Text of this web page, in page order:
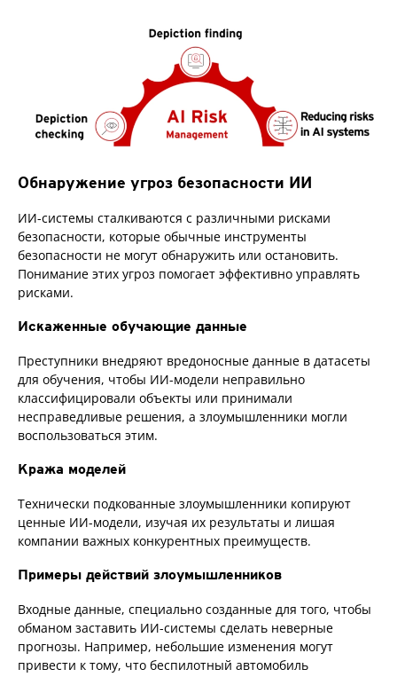
Обнаружение угроз безопасности ИИ
ИИ-системы сталкиваются с различными рисками
безопасности, которые обычные инструменты
безопасности не могут обнаружить или остановить.
Понимание этих угроз помогает эффективно управлять
рисками.
Искаженные обучающие данные
Преступники внедряют вредоносные данные в датасеты
для обучения, чтобы ИИ-модели неправильно
классифицировали объекты или принимали
несправедливые решения, а злоумышленники могли
воспользоваться этим.
Кража моделей
Технически подкованные злоумышленники копируют
ценные ИИ-модели, изучая их результаты и лишая
компании важных конкурентных преимуществ.
Примеры действий злоумышленников
Входные данные, специально созданные для того, чтобы
обманом заставить ИИ-системы сделать неверные
прогнозы. Например, небольшие изменения могут
привести к тому, что беспилотный автомобиль